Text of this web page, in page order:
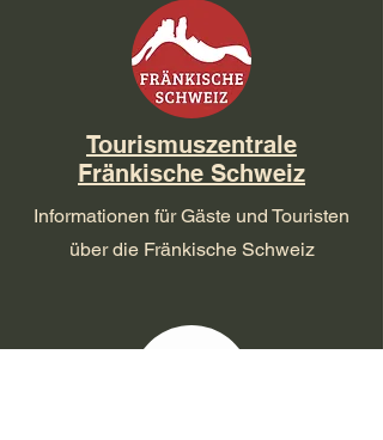
Tourismuszentrale
Fränkische Schweiz
Informationen für Gäste und Touristen
über die Fränkische Schweiz